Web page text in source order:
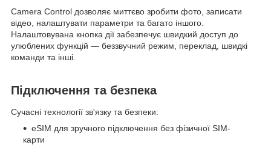
Camera Control дозволяє миттєво зробити фото, записати
відео, налаштувати параметри та багато іншого.
Налаштовувана кнопка дії забезпечує швидкий доступ до
улюблених функцій — беззвучний режим, переклад, швидкі
команди та інші.
Підключення та безпека
Сучасні технології зв'язку та безпеки:
eSIM для зручного підключення без фізичної SIM-
карти